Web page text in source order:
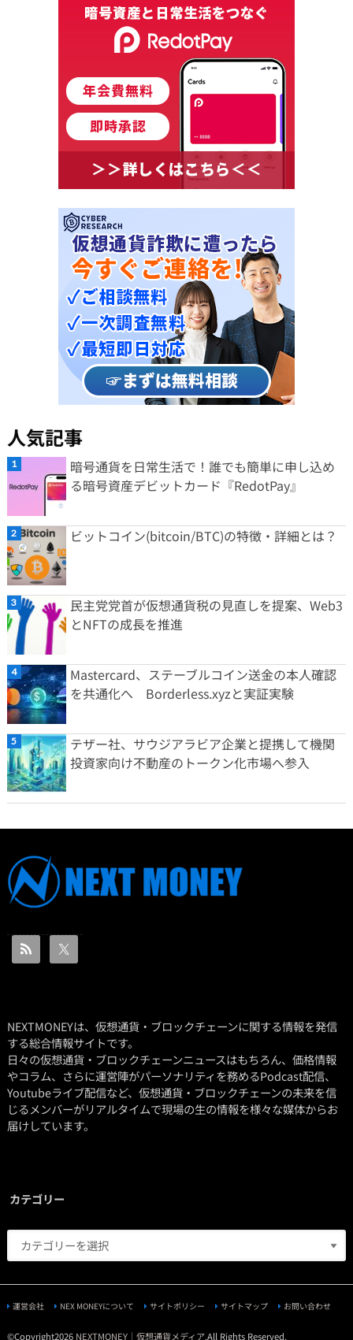
人気記事
暗号通貨を日常生活で！誰でも簡単に申し込め
る暗号資産デビットカード『RedotPay』
ビットコイン(bitcoin/BTC)の特徴・詳細とは？
民主党党首が仮想通貨税の見直しを提案、Web3
とNFTの成長を推進
Mastercard、ステーブルコイン送金の本人確認
を共通化へ Borderless.xyzと実証実験
テザー社、サウジアラビア企業と提携して機関
投資家向け不動産のトークン化市場へ参入
NEXTMONEYは、仮想通貨・ブロックチェーンに関する情報を発信
する総合情報サイトです。
日々の仮想通貨・ブロックチェーンニュースはもちろん、価格情報
やコラム、さらに運営陣がパーソナリティを務めるPodcast配信、
Youtubeライブ配信など、仮想通貨・ブロックチェーンの未来を信
じるメンバーがリアルタイムで現場の生の情報を様々な媒体からお
届けしています。
カテゴリー
運営会社 NEX MONEYについて サイトポリシー サイトマップ お問い合わせ
©Copyright2026 NEXTMONEY｜仮想通貨メディア.All Rights Reserved.